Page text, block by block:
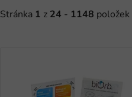
Stránka 1 z 24 - 1148